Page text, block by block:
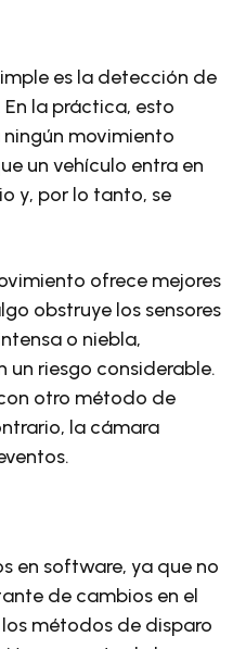
es la detección de
la práctica, esto
movimiento
un vehículo entra en
y, por lo tanto, se
ofrece mejores
obstruye los sensores
o niebla,
riesgo considerable.
otro método de
la cámara
​​en software, ya que no
de cambios en el
métodos de disparo